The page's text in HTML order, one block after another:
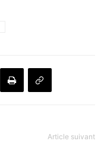
Article suivant